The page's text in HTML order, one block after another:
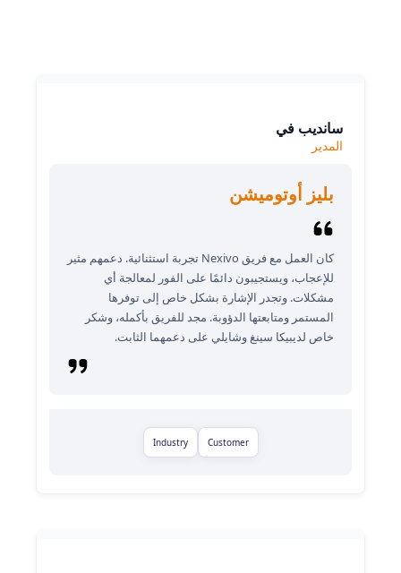
سانديب في
المدير
بليز أوتوميشن
كان العمل مع فريق Nexivo تجربة استثنائية. دعمهم مثير
للإعجاب، ويستجيبون دائمًا على الفور لمعالجة أي
مشكلات. وتجدر الإشارة بشكل خاص إلى توفرها
المستمر ومتابعتها الدؤوبة. مجد للفريق بأكمله، وشكر
خاص لديبيكا سينغ وشايلي على دعمهما الثابت.
Customer
Industry